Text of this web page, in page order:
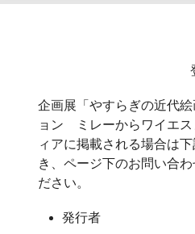
企画展「やすらぎの近代
ョン ミレーからワイエ
ィアに掲載される場合は
き、ページ下のお問い合
ださい。
発行者